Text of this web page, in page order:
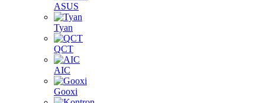
ASUS
Tyan
QCT
AIC
Gooxi